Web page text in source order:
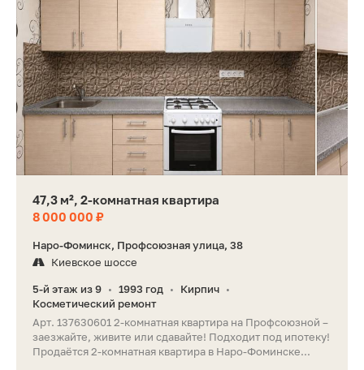
47,3 м², 2-комнатная квартира
8 000 000 ₽
Наро-Фоминск, Профсоюзная улица, 38
Киевское шоссе
5-й этаж из 9 • 1993 год • Кирпич •
Косметический ремонт
Арт. 137630601 2-комнатная квартира на Профсоюзной –
заезжайте, живите или сдавайте! Подходит под ипотеку!
Продаётся 2-комнатная квартира в Наро-Фоминске...